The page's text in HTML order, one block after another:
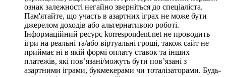
ознак залежності негайно зверніться до спеціаліста.
Пам'ятайте, що участь в азартних іграх не може бути
джерелом доходів або альтернативою роботі.
Інформаційний ресурс korrespondent.net не проводить
ігри на реальні та/або віртуальні гроші, також сайт не
приймає ні в якій формі оплату ставок та інших
платежів, які пов’язані/можуть бути пов’язані з
азартними іграми, букмекерами чи тоталізаторами. Будь-